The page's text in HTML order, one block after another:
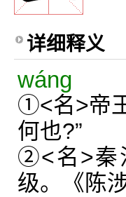
详细释义
wáng
①<名>帝
何也?”
②<名>秦
级。《陈